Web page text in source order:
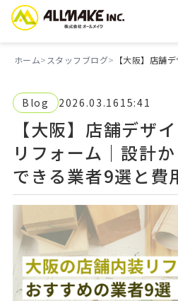
ホーム スタッフブログ 【大阪】店舗
Blog 2026.03.16 15:41
【大阪】店舗デザ
リフォーム｜設計
できる業者9選と費